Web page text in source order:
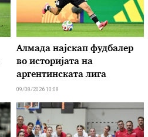
Алмада најскап фудбалер
во историјата на
аргентинската лига
09/08/2026 10:08